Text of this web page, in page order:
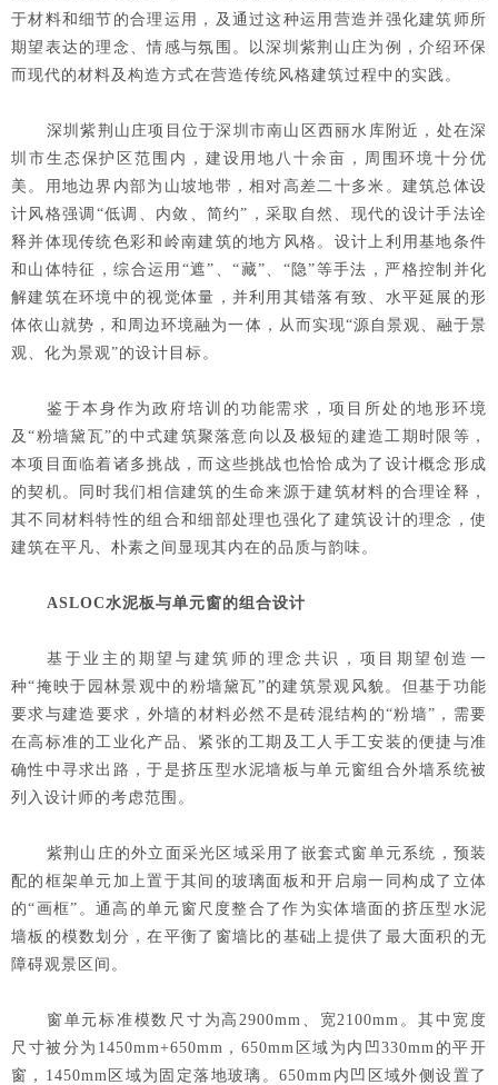
于材料和细节的合理运用，及通过这种运用营造并强化建筑师所
期望表达的理念、情感与氛围。以深圳紫荆山庄为例，介绍环保
而现代的材料及构造方式在营造传统风格建筑过程中的实践。
深圳紫荆山庄项目位于深圳市南山区西丽水库附近，处在深
圳市生态保护区范围内，建设用地八十余亩，周围环境十分优
美。用地边界内部为山坡地带，相对高差二十多米。建筑总体设
计风格强调“低调、内敛、简约”，采取自然、现代的设计手法诠
释并体现传统色彩和岭南建筑的地方风格。设计上利用基地条件
和山体特征，综合运用“遮”、“藏”、“隐”等手法，严格控制并化
解建筑在环境中的视觉体量，并利用其错落有致、水平延展的形
体依山就势，和周边环境融为一体，从而实现“源自景观、融于景
观、化为景观”的设计目标。
鉴于本身作为政府培训的功能需求，项目所处的地形环境
及“粉墙黛瓦”的中式建筑聚落意向以及极短的建造工期时限等，
本项目面临着诸多挑战，而这些挑战也恰恰成为了设计概念形成
的契机。同时我们相信建筑的生命来源于建筑材料的合理诠释，
其不同材料特性的组合和细部处理也强化了建筑设计的理念，使
建筑在平凡、朴素之间显现其内在的品质与韵味。
ASLOC水泥板与单元窗的组合设计
基于业主的期望与建筑师的理念共识，项目期望创造一
种“掩映于园林景观中的粉墙黛瓦”的建筑景观风貌。但基于功能
要求与建造要求，外墙的材料必然不是砖混结构的“粉墙”，需要
在高标准的工业化产品、紧张的工期及工人手工安装的便捷与准
确性中寻求出路，于是挤压型水泥墙板与单元窗组合外墙系统被
列入设计师的考虑范围。
紫荆山庄的外立面采光区域采用了嵌套式窗单元系统，预装
配的框架单元加上置于其间的玻璃面板和开启扇一同构成了立体
的“画框”。通高的单元窗尺度整合了作为实体墙面的挤压型水泥
墙板的模数划分，在平衡了窗墙比的基础上提供了最大面积的无
障碍观景区间。
窗单元标准模数尺寸为高2900mm、宽2100mm。其中宽度
尺寸被分为1450mm+650mm，650mm区域为内凹330mm的平开
窗，1450mm区域为固定落地玻璃。650mm内凹区域外侧设置了